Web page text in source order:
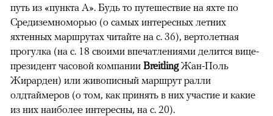
путь из «пункта А». Будь то путешествие на яхте по
Средиземноморью (о самых интересных летних
яхтенных маршрутах читайте на с. 36), вертолетная
прогулка (на с. 18 своими впечатлениями делится вице-
президент часовой компании BreitlingЖан-Поль
Жирарден) или живописный маршрут ралли
олдтаймеров (о том, как принять в них участие и какие
из них наиболее интересны, на с. 20).